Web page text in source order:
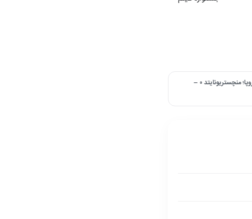
تفاوت منچستر در انگلیس و لیگ اروپا؛ منچستریونایتد ۰ –